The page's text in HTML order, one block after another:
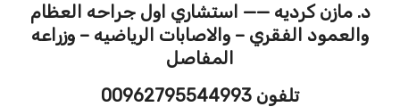
د. مازن كرديه —— استشاري اول جراحه العظام
والعمود الفقري – والاصابات الرياضيه – وزراعه
المفاصل
تلفون 00962795544993